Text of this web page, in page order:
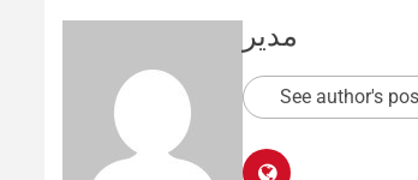
مدیر
See author's